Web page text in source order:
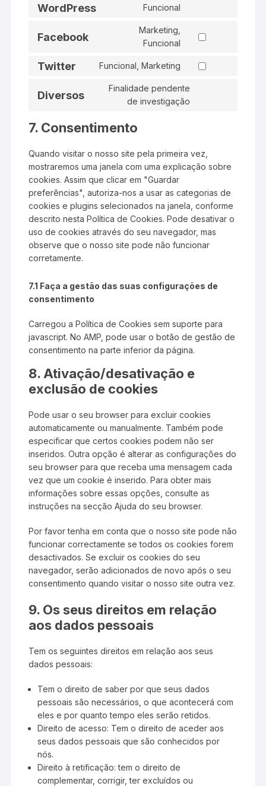
recaptcha
WordPress Funcional
service
Facebook
Marketing,
Funcional
Consent
service
facebook
Twitter Funcional, Marketing
Consent
to
service
Diversos
Finalidade pendente
de investigação
7. Consentimento
Quando visitar o nosso site pela primeira vez,
mostraremos uma janela com uma explicação sobre
cookies. Assim que clicar em "Guardar
preferências", autoriza-nos a usar as categorias de
cookies e plugins selecionados na janela, conforme
descrito nesta Política de Cookies. Pode desativar o
uso de cookies através do seu navegador, mas
observe que o nosso site pode não funcionar
corretamente.
7.1 Faça a gestão das suas configurações de
consentimento
Carregou a Política de Cookies sem suporte para
javascript. No AMP, pode usar o botão de gestão de
consentimento na parte inferior da página.
8. Ativação/desativação e
exclusão de cookies
Pode usar o seu browser para excluir cookies
automaticamente ou manualmente. Também pode
especificar que certos cookies podem não ser
inseridos. Outra opção é alterar as configurações do
seu browser para que receba uma mensagem cada
vez que um cookie é inserido. Para obter mais
informações sobre essas opções, consulte as
instruções na secção Ajuda do seu browser.
Por favor tenha em conta que o nosso site pode não
funcionar correctamente se todos os cookies forem
desactivados. Se excluir os cookies do seu
navegador, serão adicionados de novo após o seu
consentimento quando visitar o nosso site outra vez.
9. Os seus direitos em relação
aos dados pessoais
Tem os seguintes direitos em relação aos seus
dados pessoais:
Tem o direito de saber por que seus dados
pessoais são necessários, o que acontecerá com
eles e por quanto tempo eles serão retidos.
Direito de acesso: Tem o direito de aceder aos
seus dados pessoais que são conhecidos por
nós.
Direito à retificação: tem o direito de
complementar, corrigir, ter excluídos ou